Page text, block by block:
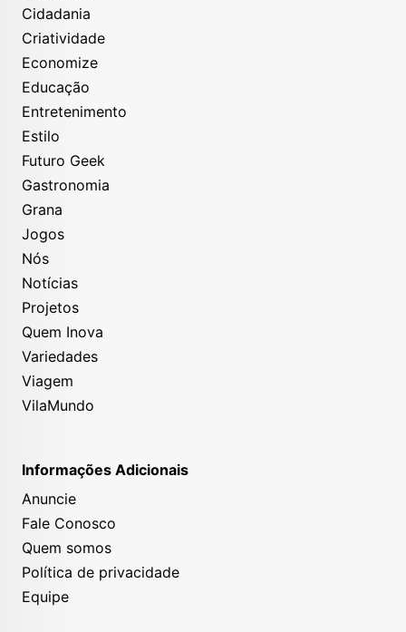
Cidadania
Criatividade
Economize
Educação
Entretenimento
Estilo
Futuro Geek
Gastronomia
Grana
Jogos
Nós
Notícias
Projetos
Quem Inova
Variedades
Viagem
VilaMundo
Informações Adicionais
Anuncie
Fale Conosco
Quem somos
Política de privacidade
Equipe